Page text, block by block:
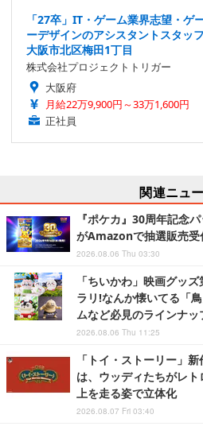
「27卒」IT・ゲーム業界志望・ゲ
ーデザインのアシスタントスタッ
大阪市北区梅田1丁目
株式会社プロジェクトトリガー
大阪府
月給22万9,900円～33万1,600円
正社員
関連ニュ
『ポケカ』30周年記念
がAmazonで抽選販売
2026.08.06 Thu 03:30
「ちいかわ」映画グッ
ラリ!なんか懐いてる「
ムなど必見のラインナッ
2026.08.06 Thu 11:25
「トイ・ストーリー」
は、ウッディたちがレ
上を走る姿で立体化
2026.08.07 Fri 03:40